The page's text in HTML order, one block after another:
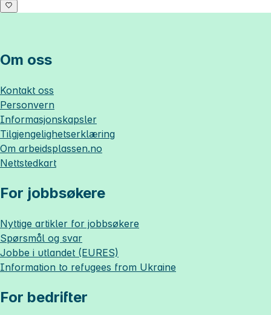
Om oss
Kontakt oss
Personvern
Informasjonskapsler
Tilgjengelighetserklæring
Om arbeidsplassen.no
Nettstedkart
For jobbsøkere
Nyttige artikler for jobbsøkere
Spørsmål og svar
Jobbe i utlandet (EURES)
Information to refugees from Ukraine
For bedrifter